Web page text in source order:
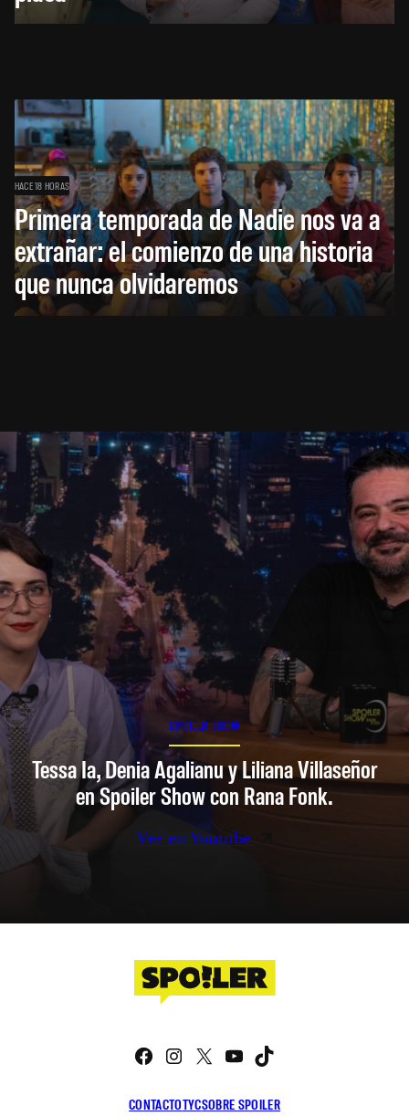
HACE 18 HORAS
Primera temporada de Nadie nos va a
extrañar: el comienzo de una historia
que nunca olvidaremos
SPOILER SHOW
Tessa Ia, Denia Agalianu y Liliana Villaseñor
en Spoiler Show con Rana Fonk.
Ver en Youtube
CONTACTOTYCSOBRE SPOILER
Facebook
Instagram
X YouTube